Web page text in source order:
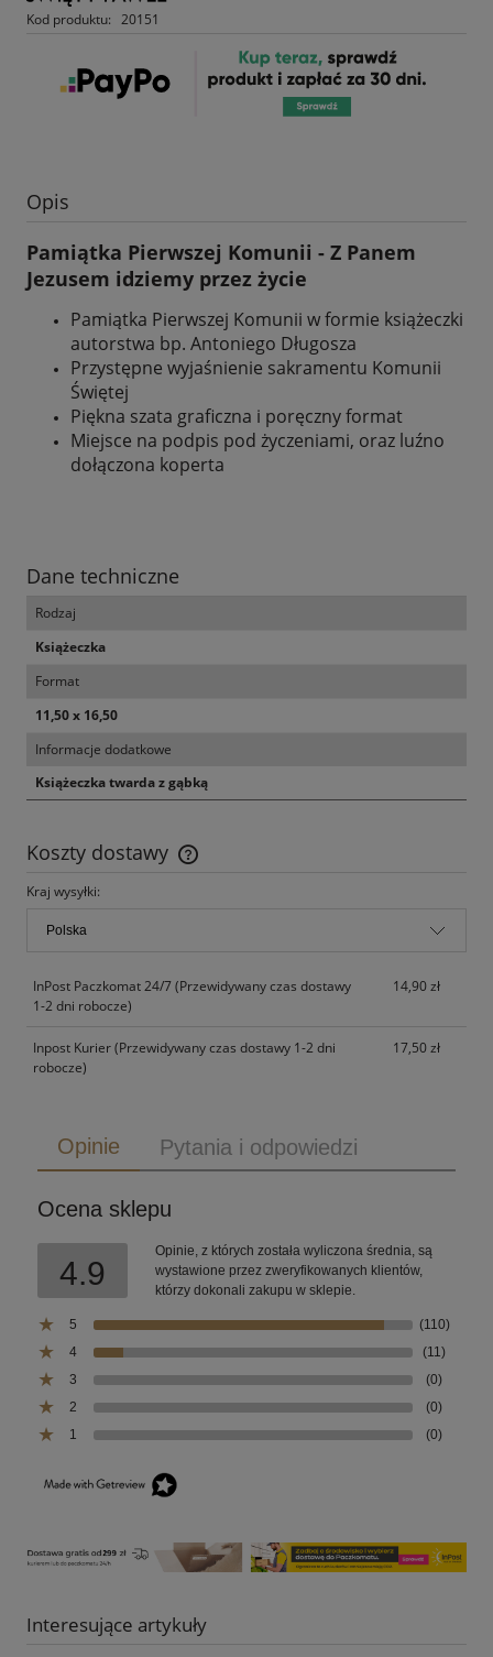
Kod produktu: 20151
Opis
Pamiątka Pierwszej Komunii - Z Panem
Jezusem idziemy przez życie
Pamiątka Pierwszej Komunii w formie książeczki
autorstwa bp. Antoniego Długosza
Przystępne wyjaśnienie sakramentu Komunii
Świętej
Piękna szata graficzna i poręczny format
Miejsce na podpis pod życzeniami, oraz luźno
dołączona koperta
Dane techniczne
Rodzaj
Książeczka
Format
11,50 x 16,50
Informacje dodatkowe
Książeczka twarda z gąbką
Koszty dostawy
Cena nie zawiera ewentualnych kosztów płatności
Kraj wysyłki:
InPost Paczkomat 24/7(Przewidywany czas dostawy
1-2 dni robocze)
14,90 zł
Inpost Kurier(Przewidywany czas dostawy 1-2 dni
robocze)
17,50 zł
Opinie Pytania i odpowiedzi
Ocena sklepu
4.9
Opinie, z których została wyliczona średnia, są
wystawione przez zweryfikowanych klientów,
którzy dokonali zakupu w sklepie.
5
(110)
4
(11)
3
(0)
2
(0)
1
(0)
Interesujące artykuły